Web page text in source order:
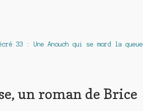
33 : Une Anouch qui se mord la queue
un roman de Brice